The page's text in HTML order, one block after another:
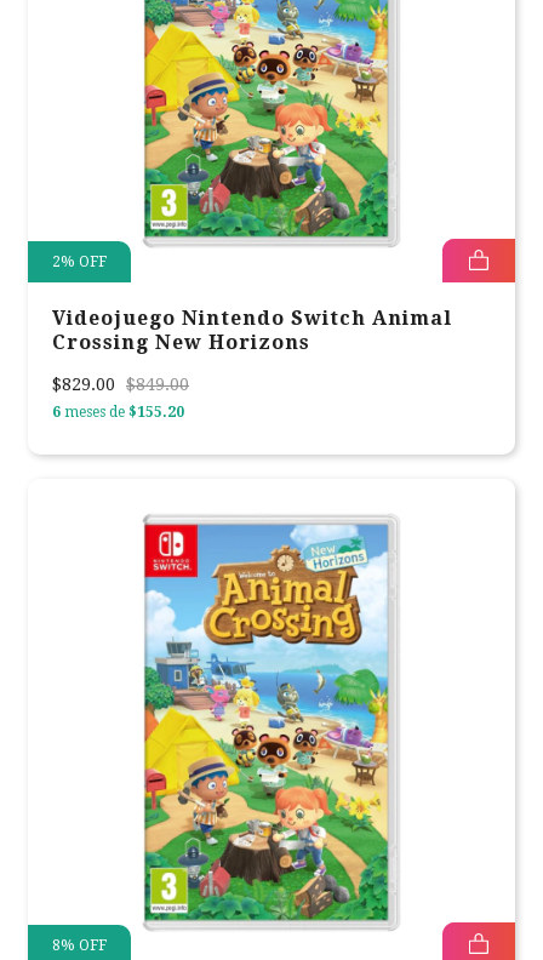
2% OFF
Videojuego Nintendo Switch Animal
Crossing New Horizons
$829.00 $849.00
6 meses de $155.20
8% OFF